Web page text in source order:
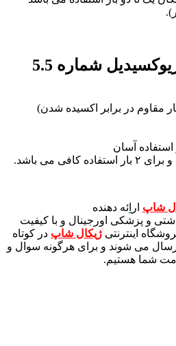
شماره 5.5
مقاوم در برابر اکسیده شدن)
آسان
می باشد.
شاپ اراِئه دهنده
و پزشکی اورجینال و با کیفیت
اینترنتی ژیکال شاپ در کوتاه
می شوند و برای هرگونه سوال و
شما هستیم.